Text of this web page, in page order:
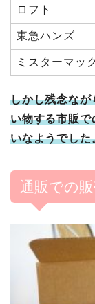
ロフト
東急ハンズ
ミスターマッ
しかし残念なが
い物する市販で
いなようでした
通販での